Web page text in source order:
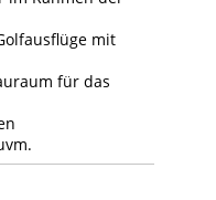
mit
für das